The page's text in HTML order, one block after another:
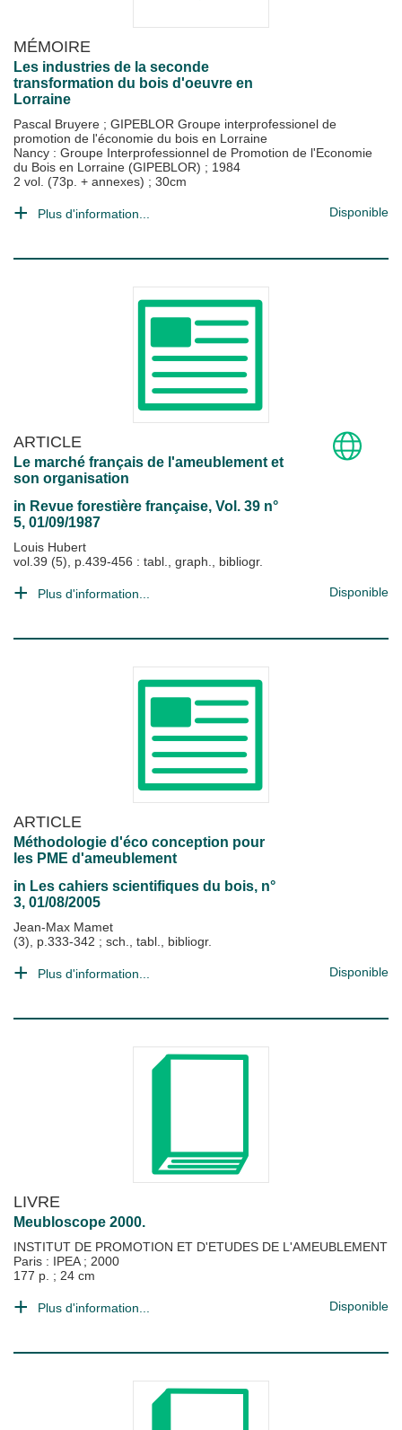
MÉMOIRE
Les industries de la seconde
transformation du bois d'oeuvre en
Lorraine
Pascal Bruyere ; GIPEBLOR Groupe interprofessionel de
promotion de l'économie du bois en Lorraine
Nancy : Groupe Interprofessionnel de Promotion de l'Economie
du Bois en Lorraine (GIPEBLOR) ; 1984
2 vol. (73p. + annexes) ; 30cm
Plus d'information... Disponible
ARTICLE
Le marché français de l'ameublement et
son organisation
in Revue forestière française, Vol. 39 n°
5, 01/09/1987
Louis Hubert
vol.39 (5), p.439-456 : tabl., graph., bibliogr.
Plus d'information... Disponible
ARTICLE
Méthodologie d'éco conception pour
les PME d'ameublement
in Les cahiers scientifiques du bois, n°
3, 01/08/2005
Jean-Max Mamet
(3), p.333-342 ; sch., tabl., bibliogr.
Plus d'information... Disponible
LIVRE
Meubloscope 2000.
INSTITUT DE PROMOTION ET D'ETUDES DE L'AMEUBLEMENT
Paris : IPEA ; 2000
177 p. ; 24 cm
Plus d'information... Disponible